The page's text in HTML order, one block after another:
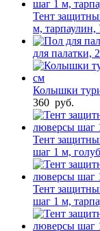
Тент
м,
для палатки,
Колышки
360 руб.
Тент
шаг 1 м,
Тент
шаг 1 м,